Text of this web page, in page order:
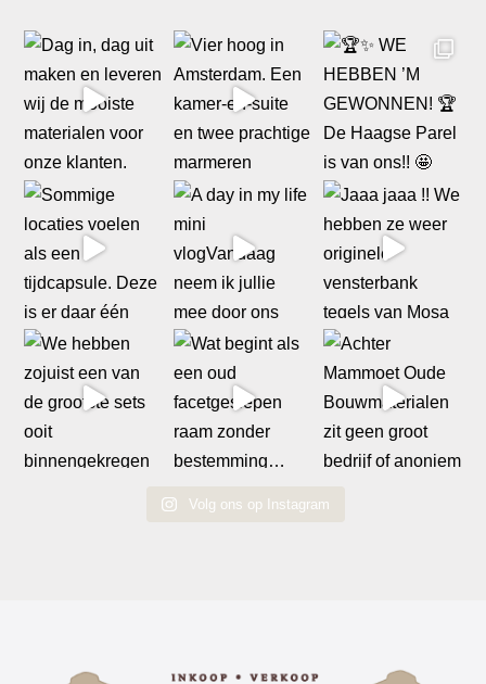
Volg ons op Instagram